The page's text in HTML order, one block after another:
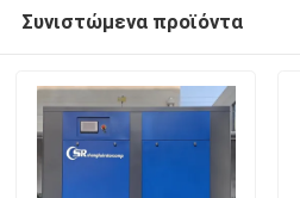
Συνιστώμενα προϊόντα